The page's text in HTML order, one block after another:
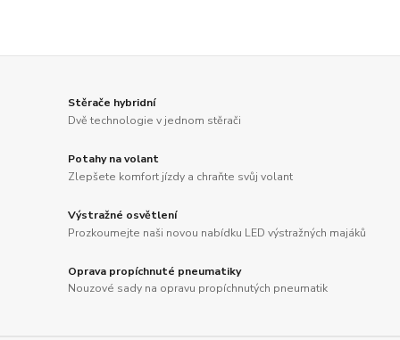
Stěrače hybridní
Dvě technologie v jednom stěrači
Potahy na volant
Zlepšete komfort jízdy a chraňte svůj volant
Výstražné osvětlení
Prozkoumejte naši novou nabídku LED výstražných majáků
Oprava propíchnuté pneumatiky
Nouzové sady na opravu propíchnutých pneumatik